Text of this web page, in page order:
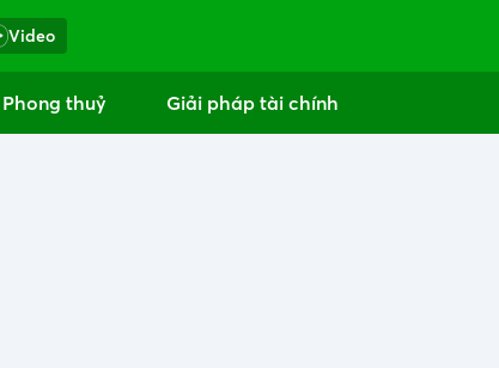
Video
Phong thuỷ Giải pháp tài chính